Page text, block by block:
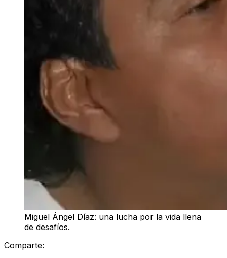
Miguel Ángel Díaz: una lucha por la vida llena
de desafíos.
Comparte: